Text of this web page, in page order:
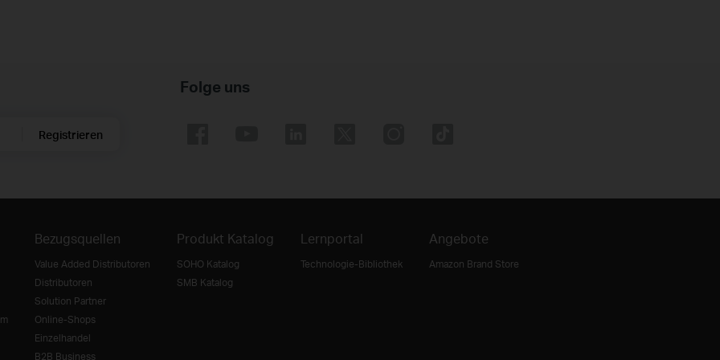
Registrieren
Folge uns
Bezugsquellen
Value Added Distributoren
Distributoren
Solution Partner
Online-Shops
Einzelhandel
B2B Business
Produkt Katalog
SOHO Katalog
SMB Katalog
Lernportal
Technologie-Bibliothek
Angebote
Amazon Brand Store